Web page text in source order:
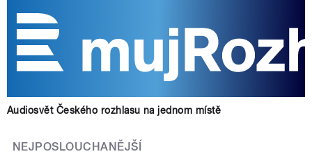
Audiosvět Českého rozhlasu na jednom místě
NEJPOSLOUCHANĚJŠÍ